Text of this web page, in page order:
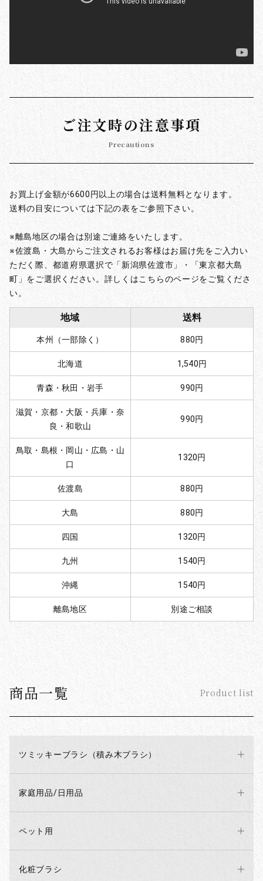
商品一覧 Product list
ツミッキーブラシ（積み木ブラシ）
家庭用品/日用品
ペット用
化粧ブラシ
ご注文時の注意事項
Precautions
お買上げ金額が6600円以上の場合は送料無料となります。
送料の目安については下記の表をご参照下さい。
※離島地区の場合は別途ご連絡をいたします。
※佐渡島・大島からご注文されるお客様はお届け先をご入力い
ただく際、都道府県選択で「新潟県佐渡市」・「東京都大島
町」をご選択ください。詳しくはこちらのページをご覧くださ
い。
地域 送料
本州（一部除く） 880円
北海道 1,540円
青森・秋田・岩手 990円
滋賀・京都・大阪・兵庫・奈
良・和歌山
990円
鳥取・島根・岡山・広島・山
口
1320円
佐渡島 880円
大島 880円
四国 1320円
九州 1540円
沖縄 1540円
離島地区 別途ご相談